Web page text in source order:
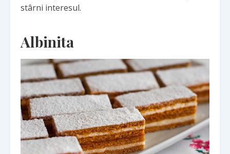
stârni interesul.
Albinita